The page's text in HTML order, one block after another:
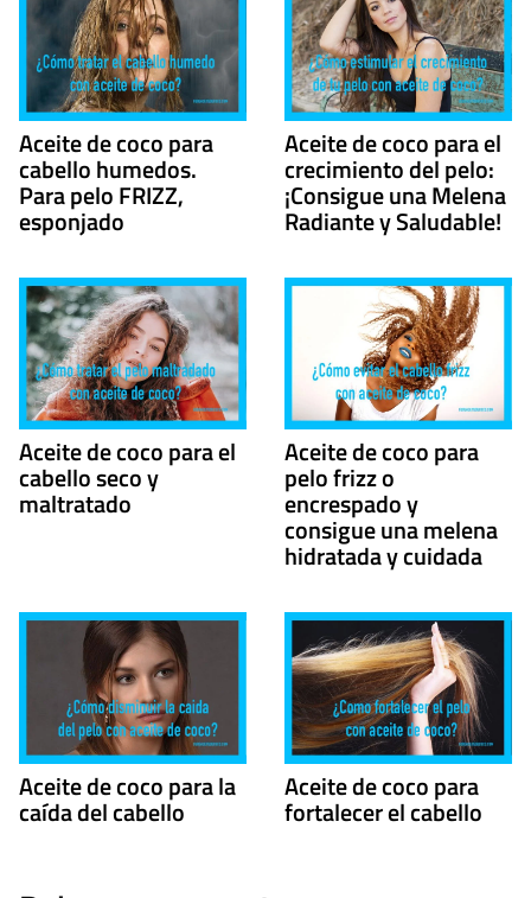
Aceite de coco para
cabello humedos.
Para pelo FRIZZ,
esponjado
Aceite de coco para el
crecimiento del pelo:
¡Consigue una Melena
Radiante y Saludable!
Aceite de coco para el
cabello seco y
maltratado
Aceite de coco para
pelo frizz o
encrespado y
consigue una melena
hidratada y cuidada
Aceite de coco para la
caída del cabello
Aceite de coco para
fortalecer el cabello